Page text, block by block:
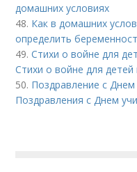
домашних условиях
48. Как в домашних
определить
49.Стихи о войне для
Стихи о войне для
50. Поздравление с
Поздравления с Днем